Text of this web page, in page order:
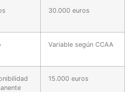
30.000 euros
Variable según CCAA
15.000 euros